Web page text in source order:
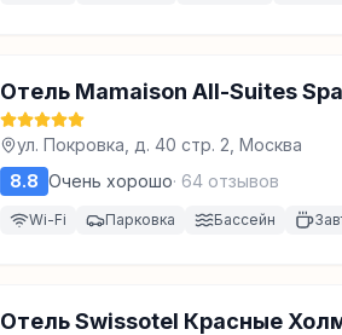
Отель Mamaison All-Suites
ул. Покровка, д. 40 стр. 2, Москва
8.8 Очень хорошо· 64 отзывов
Wi-Fi Парковка Бассейн
Отель Swissotel Красные